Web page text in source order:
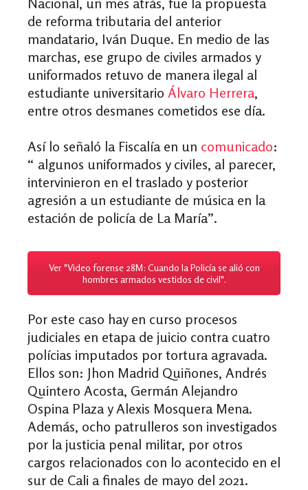
de reforma tributaria del anterior
mandatario, Iván Duque. En medio de las
marchas, ese grupo de civiles armados y
uniformados retuvo de manera ilegal al
estudiante universitario Álvaro Herrera,
entre otros desmanes cometidos ese día.
Así lo señaló la Fiscalía en un comunicado:
“ algunos uniformados y civiles, al parecer,
intervinieron en el traslado y posterior
agresión a un estudiante de música en la
estación de policía de La María”.
Ver "Video forense 28M: Cuando la Policía se alió con
hombres armados vestidos de civil".
Por este caso hay en curso procesos
judiciales en etapa de juicio contra cuatro
polícias imputados por tortura agravada.
Ellos son: Jhon Madrid Quiñones, Andrés
Quintero Acosta, Germán Alejandro
Ospina Plaza y Alexis Mosquera Mena.
Además, ocho patrulleros son investigados
por la justicia penal militar, por otros
cargos relacionados con lo acontecido en el
sur de Cali a finales de mayo del 2021.